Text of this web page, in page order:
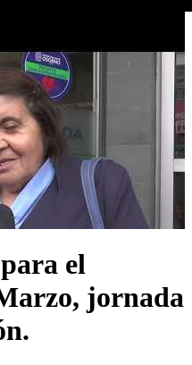
el
jornada